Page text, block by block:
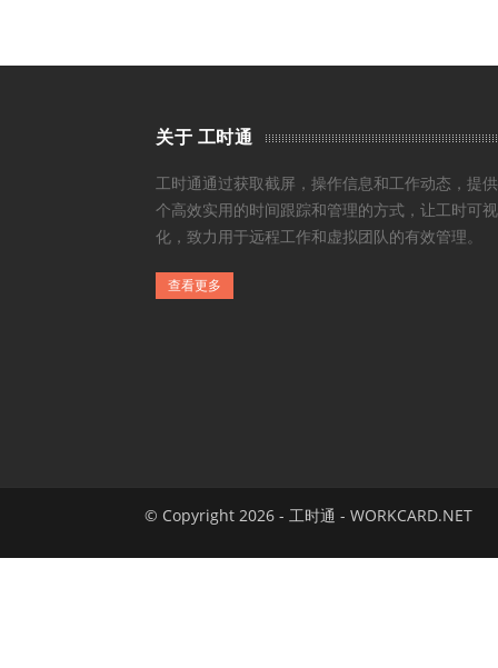
关于 工时通
工时通通过获取截屏，操作信息和工作动态，提
个高效实用的时间跟踪和管理的方式，让工时可视
化，致力用于远程工作和虚拟团队的有效管理。
查看更多
© Copyright 2026 - 工时通 - WORKCARD.NET